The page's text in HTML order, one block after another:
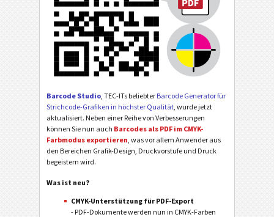
Barcode Studio , TEC-ITs beliebter Barcode Generator für
Strichcode-Grafiken in höchster Qualität , wurde jetzt
aktualisiert. Neben einer Reihe von Verbesserungen
können Sie nun auch Barcodes als PDF im CMYK-
Farbmodus exportieren , was vor allem Anwender aus
den Bereichen Grafik-Design, Druckvorstufe und Druck
begeistern wird.
Was ist neu?
CMYK-Unterstützung für PDF-Export
- PDF-Dokumente werden nun in CMYK-Farben